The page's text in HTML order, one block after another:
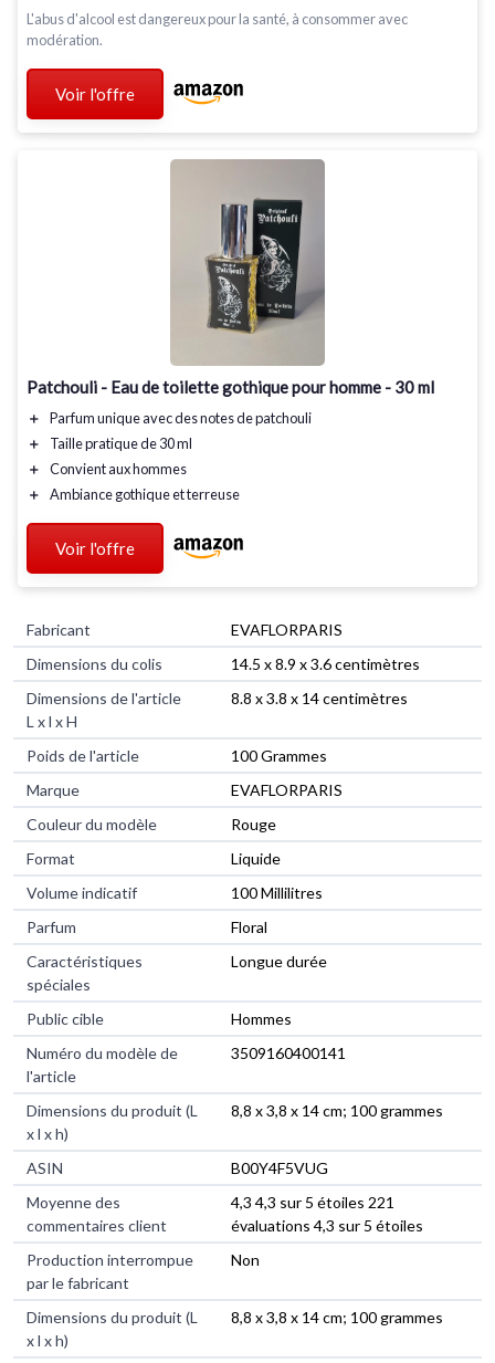
L'abus d'alcool est dangereux pour la santé, à consommer avec
modération.
Voir l'offre
Patchouli - Eau de toilette gothique pour homme - 30 ml
＋ Parfum uniqueavec des notes de patchouli
＋
Taille pratiquede 30 ml
＋
Convient aux hommes
＋
Ambiance gothiqueet terreuse
Voir l'offre
Fabricant
‎EVAFLORPARIS
Dimensions du colis
‎14.5 x 8.9 x 3.6 centimètres
Dimensions de l'article
L x l x H
‎8.8 x 3.8 x 14 centimètres
Poids de l'article
‎100 Grammes
Marque
‎EVAFLORPARIS
Couleur du modèle
‎Rouge
Format
‎Liquide
Volume indicatif
‎100 Millilitres
Parfum
‎Floral
Caractéristiques
spéciales
‎Longue durée
Public cible
‎Hommes
Numéro du modèle de
l'article
‎3509160400141
Dimensions du produit (L
x l x h)
‎8,8 x 3,8 x 14 cm; 100 grammes
ASIN
‎B00Y4F5VUG
Moyenne des
commentaires client
4,3 4,3 sur 5 étoiles 221
évaluations 4,3 sur 5 étoiles
Production interrompue
par le fabricant
Non
Dimensions du produit (L
x l x h)
8,8 x 3,8 x 14 cm; 100 grammes